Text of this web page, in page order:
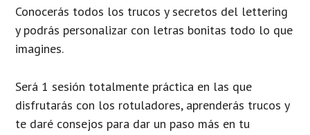
Conocerás todos los trucos y secretos del lettering
y podrás personalizar con letras bonitas todo lo que
imagines.
Será 1 sesión totalmente práctica en las que
disfrutarás con los rotuladores, aprenderás trucos y
te daré consejos para dar un paso más en tu